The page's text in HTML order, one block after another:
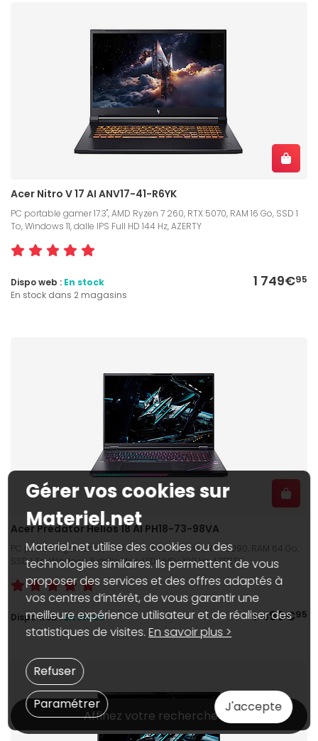
Acer Nitro V 17 AI ANV17-41-R6YK
PC portable gamer 17.3", AMD Ryzen 7 260, RTX 5070, RAM 16 Go, SSD 1
To, Windows 11, dalle IPS Full HD 144 Hz, AZERTY
1 749€95
Dispo web : En stock
En stock dans 2 magasins
Acer Predator Helios 18 AI PH18-73-98VA
PC portable gamer 18", Intel Core Ultra 9 275HX, RTX 5090, RAM 64 Go,
SSD 1 To, Windows 11, dalle Mini-LED UHD+ 120 Hz, AZERTY
4 499€95
Dispo web :En stock
Affinez votre recherche
Gérer vos cookies sur
Materiel.net
Materiel.net utilise des cookies ou des
technologies similaires. Ils permettent de vous
proposer des services et des offres adaptés à
vos centres d’intérêt, de vous garantir une
meilleure expérience utilisateur et de réaliser des
statistiques de visites.En savoir plus >
J'accepte
Paramétrer
Refuser